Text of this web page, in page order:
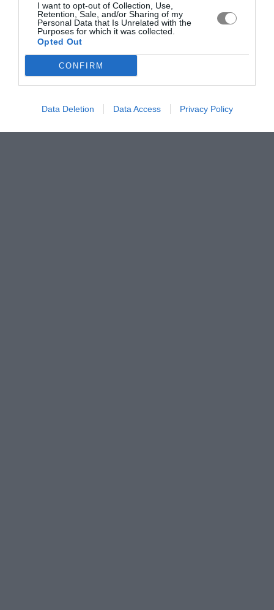
I want to opt-out of Collection, Use,
Retention, Sale, and/or Sharing of my
Personal Data that Is Unrelated with the
Purposes for which it was collected.
Opted Out
CONFIRM
Data Deletion Data Access Privacy Policy